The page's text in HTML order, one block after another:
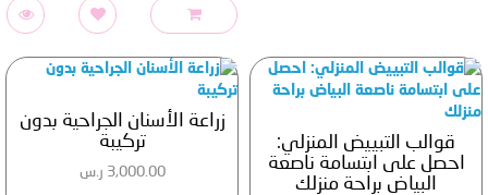
قوالب التبييض المنزلي:
احصل على ابتسامة ناصعة
البياض براحة منزلك
زراعة الأسنان الجراحية بدون
تركيبة
3,000.00 ر.س